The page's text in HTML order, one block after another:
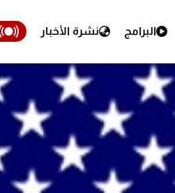
البرامج نشرة الأخبار